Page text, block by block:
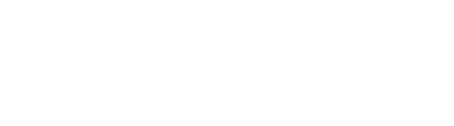
tiêu chuẩn: thống nhất kế
kết rõ ràng, bàn giao đầy đủ
cuộc họp đúng cách.